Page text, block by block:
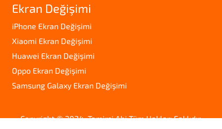
Ekran Değişimi
iPhone Ekran Değişimi
Xiaomi Ekran Değişimi
Huawei Ekran Değişimi
Oppo Ekran Değişimi
Samsung Galaxy Ekran Değişimi
Copyright © 2024. Tamirci Abi Tüm Hakları Saklıdır.